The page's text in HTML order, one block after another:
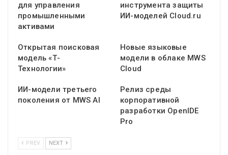
для управления
промышленными
активами
инструмента защиты
ИИ-моделей Cloud.ru
Открытая поисковая
модель «Т-
Технологии»
Новые языковые
модели в облаке MWS
Cloud
ИИ-модели третьего
поколения от MWS AI
Релиз среды
корпоративной
разработки OpenIDE
Pro
PREV NEXT